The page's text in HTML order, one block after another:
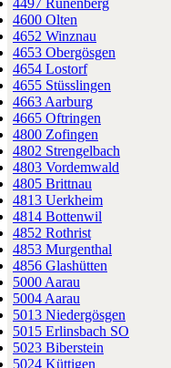
4600 Olten
4652 Winznau
4653 Obergösgen
4654 Lostorf
4655 Stüsslingen
4663 Aarburg
4665 Oftringen
4800 Zofingen
4802 Strengelbach
4803 Vordemwald
4805 Brittnau
4813 Uerkheim
4814 Bottenwil
4852 Rothrist
4853 Murgenthal
4856 Glashütten
5000 Aarau
5004 Aarau
5013 Niedergösgen
5015 Erlinsbach SO
5023 Biberstein
5024 Küttigen